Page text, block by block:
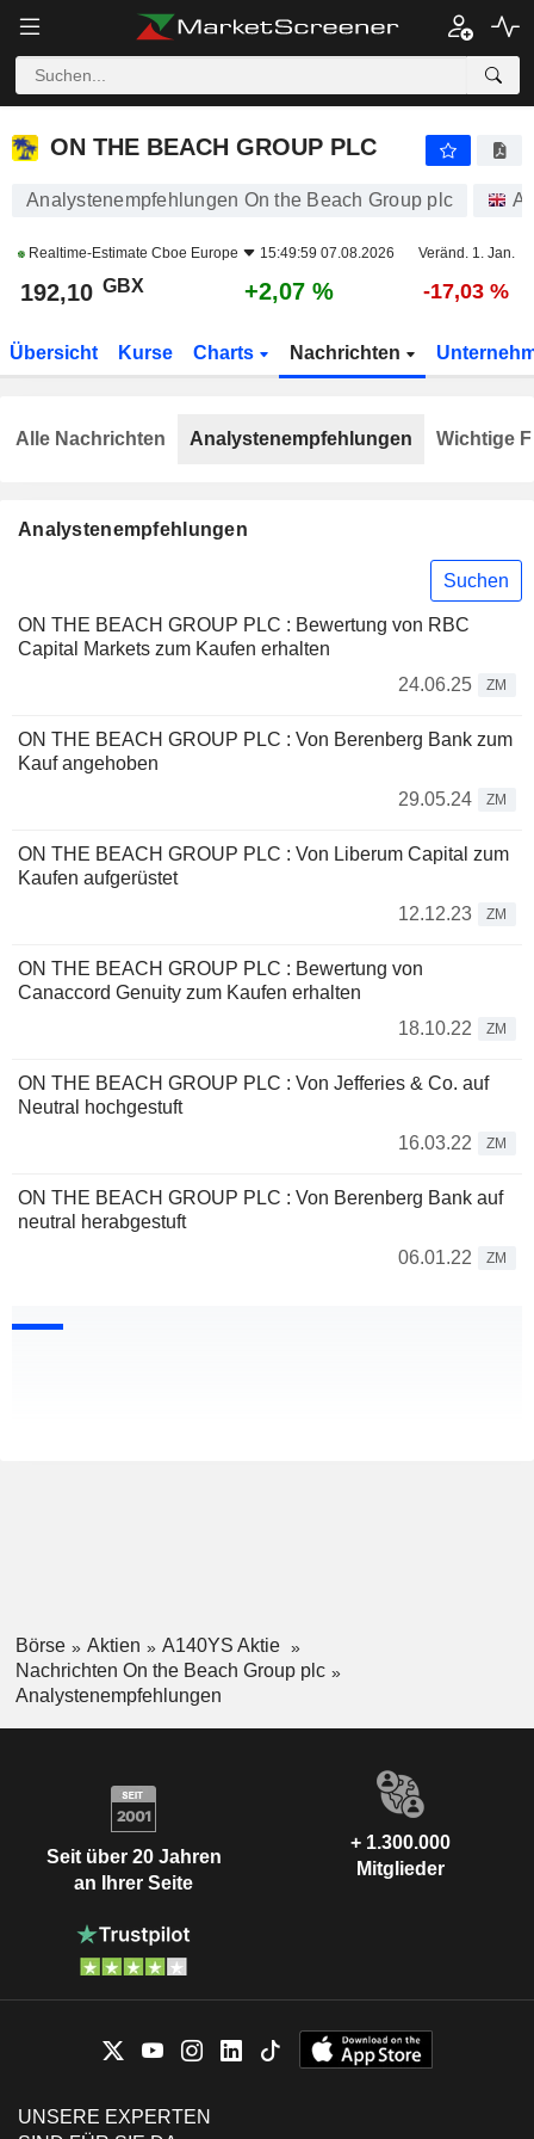
ON THE BEACH GROUP PLC
ON THE BEACH GROUP PLC
Analystenempfehlungen On the Beach Group plc
Realtime-Estimate Cboe Europe 15:49:59 07.08.2026 Veränd. 1. Jan.
192,10 GBX +2,07 % -17,03 %
Übersicht Kurse Charts Nachrichten
Analystenempfehlungen
Suchen
ON THE BEACH GROUP PLC : Bewertung von RBC
Capital Markets zum Kaufen erhalten
24.06.25
ZM
ON THE BEACH GROUP PLC : Von Berenberg Bank zum
Kauf angehoben
29.05.24
ZM
ON THE BEACH GROUP PLC : Von Liberum Capital zum
Kaufen aufgerüstet
12.12.23
ZM
ON THE BEACH GROUP PLC : Bewertung von
Canaccord Genuity zum Kaufen erhalten
18.10.22
ZM
ON THE BEACH GROUP PLC : Von Jefferies & Co. auf
Neutral hochgestuft
16.03.22
ZM
ON THE BEACH GROUP PLC : Von Berenberg Bank auf
neutral herabgestuft
06.01.22
ZM
Alle Nachrichten Analystenempfehlungen Wichtige
Börse Aktien
A140YS Aktie
Nachrichten On the Beach Group plc
Analystenempfehlungen
Seit über 20 Jahren
an Ihrer Seite
+ 1.300.000
Mitglieder
UNSERE EXPERTEN